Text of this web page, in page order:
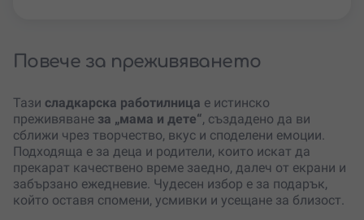
Повече за преживяването
Тази сладкарска работилница е истинско
преживяване за „мама и дете“, създадено да ви
сближи чрез творчество, вкус и споделени емоции.
Подходяща е за деца и родители, които искат да
прекарат качествено време заедно, далеч от екрани и
забързано ежедневие. Чудесен избор е за подарък,
който оставя спомени, усмивки и усещане за близост.